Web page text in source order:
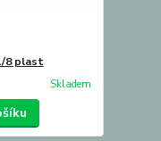
8 plast
Skladem